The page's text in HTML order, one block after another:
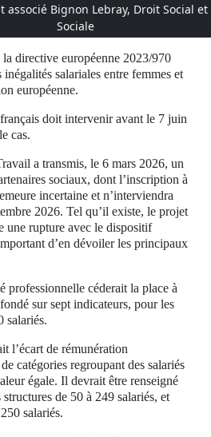
associé Bignon Lebray, Droit Social
Sociale
directive européenne 2023/970
salariales entre femmes et
européenne.
doit intervenir avant le 7 juin
cas.
a transmis, le 6 mars 2026, un
sociaux, dont l’inscription à
incertaine et n’interviendra
2026. Tel qu’il existe, le projet
une rupture avec le dispositif
d’en dévoiler les principaux
professionnelle céderait la place à
sur sept indicateurs, pour les
salariés.
l’écart de rémunération
catégories regroupant des salariés
égale. Il devrait être renseigné
de 50 à 249 salariés, et
salariés.